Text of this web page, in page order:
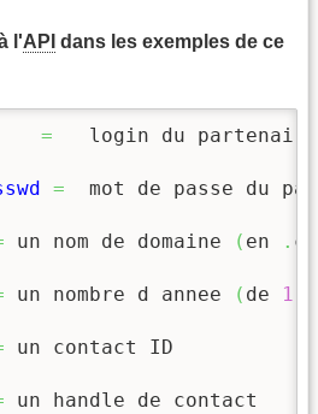
l'API dans les exemples de ce
=
   login du partenaire
=
mot de passe du
un nom de domaine ( en .
un nombre d annee ( de 1
un contact ID
un handle de contact